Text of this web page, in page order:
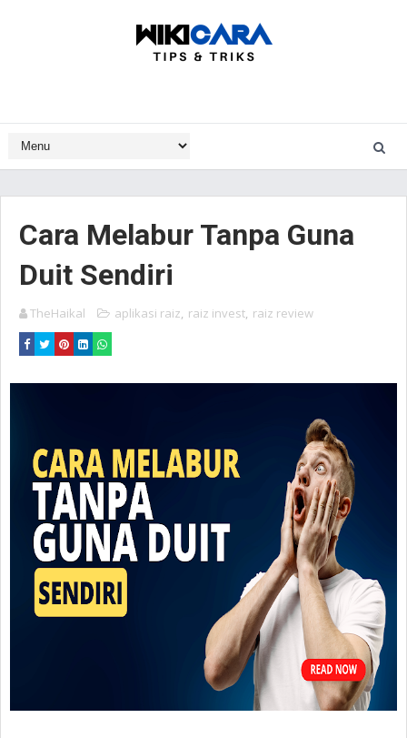
Cara Melabur Tanpa Guna
Duit Sendiri
TheHaikal aplikasi raiz, raiz invest, raiz review